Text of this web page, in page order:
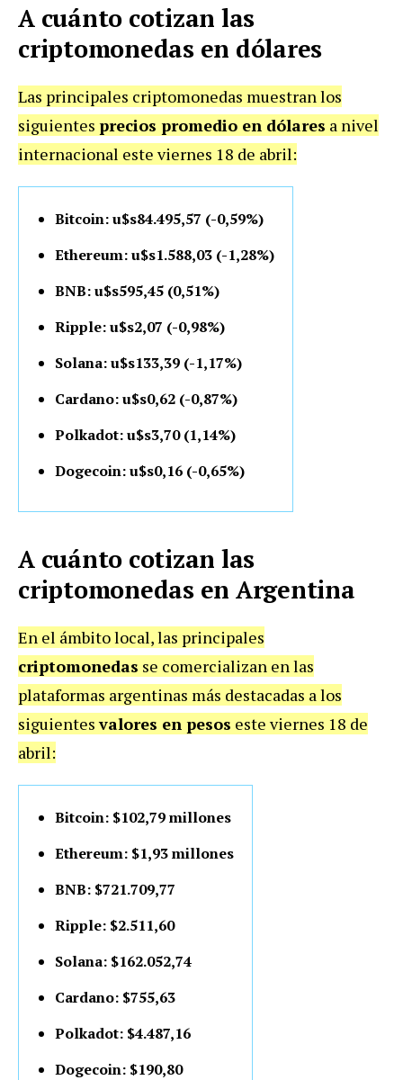
A cuánto cotizan las
criptomonedas en dólares
Las principales criptomonedas muestran los
siguientes precios promedio en dólares a nivel
internacional este viernes 18 de abril:
Bitcoin: u$s84.495,57 (-0,59%)
Ethereum: u$s1.588,03 (-1,28%)
BNB: u$s595,45 (0,51%)
Ripple: u$s2,07 (-0,98%)
Solana: u$s133,39 (-1,17%)
Cardano: u$s0,62 (-0,87%)
Polkadot: u$s3,70 (1,14%)
Dogecoin: u$s0,16 (-0,65%)
A cuánto cotizan las
criptomonedas en Argentina
En el ámbito local, las principales
criptomonedas se comercializan en las
plataformas argentinas más destacadas a los
siguientesvalores en pesos este viernes 18 de
abril:
Bitcoin: $102,79 millones
Ethereum: $1,93 millones
BNB: $721.709,77
Ripple: $2.511,60
Solana: $162.052,74
Cardano: $755,63
Polkadot: $4.487,16
Dogecoin: $190,80